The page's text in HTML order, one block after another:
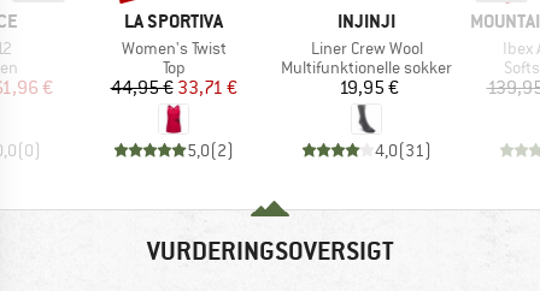
pris
€
(0)
MÆRKE
LA SPORTIVA
Artikel
Women's Twist
Produktgruppe
Top
Pris
44,95 €Nedsat pris
33,71 €
5,0(2)
MÆRKE
INJINJI
Artikel
Liner Crew Wool
Produktgruppe
Multifunktionelle sokker
Pris
19,95 €
4,0(31 )
MÆRKE
Ibex
VURDERINGSOVERSIGT